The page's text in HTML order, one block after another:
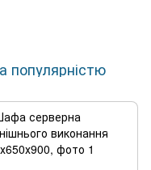
популярністю